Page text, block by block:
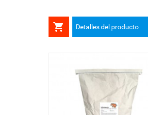
 Detalles del producto